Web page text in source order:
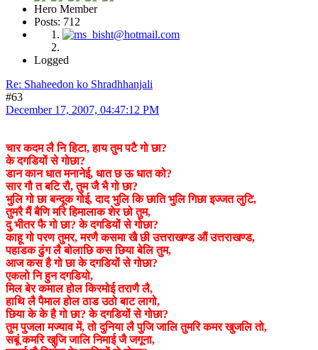
Hero Member
Posts: 712
Logged
Re: Shaheedon ko Shradhhanjali
#63
December 17, 2007, 04:47:12 PM
चार कदम लै नि हिटा, हाय तुम पटै गो छा?
के दगडियों से गोछा?
डान कान धात मनानेई, धात छ ऊ धात को?
सार गौ त बटि रौ, तुम जै भै गो छा?
भुलि गो छा बन्दूक गोई, दाद भुलि कि छाति भुलि गिछा इज्जत लुटि,
तुमरै मैं बैणि मरि हिमालाक शेर छो तुम,
दु भीतर फै गो छा? के दगडियों से गोछा?
काहू गो परण तुमर, मरणै कसमा खै छी उत्तराखण्ड औं उत्तराखण्ड,
पहाडक ढुंग लै बोलाछि कस छिया बेलि तुम,
आज कस है गो छा के दगडियों से गोछा?
एकलो नि हुन दगडियो,
मिल बेर कमाल होल किरमोई तराणै लै,
हाथि लै पैमाल होल ठाड उठो बाट लागो,
छिया के के है गो छा? के दगडियों से गोछा?
तुम पुजला मज्याव में, तो दुनिया लै पुजि जालि तुमरि कमर खुजलि तो,
सबूं कमरि खुजि जालि निमाई जै जगूना,